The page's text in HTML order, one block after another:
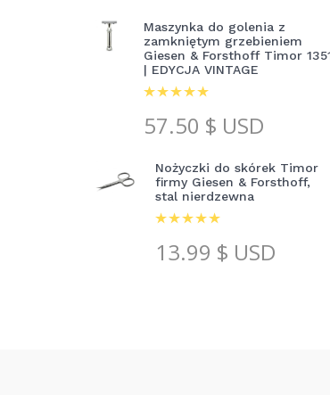
Maszynka do golenia z
zamkniętym grzebieniem
Giesen & Forsthoff Timor
| EDYCJA VINTAGE
57.50 $ USD
Nożyczki do skórek Timor
firmy Giesen & Forsthoff,
stal nierdzewna
13.99 $ USD